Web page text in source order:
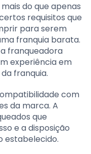
do que apenas
requisitos que
para serem
franquia barata.
franqueadora
experiência em
franquia.
com
da marca. A
que
e a disposição
estabelecido.